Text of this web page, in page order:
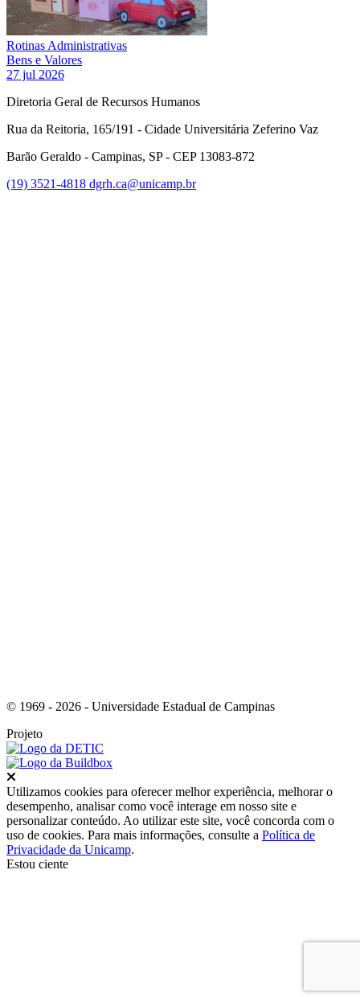
Rotinas Administrativas
Bens e Valores
27 jul 2026
Diretoria Geral de Recursos Humanos
Rua da Reitoria, 165/191 - Cidade Universitária Zeferino Vaz
Barão Geraldo - Campinas, SP - CEP 13083-872
(19) 3521-4818 dgrh.ca@unicamp.br
© 1969 - 2026 - Universidade Estadual de Campinas
Projeto
Utilizamos cookies para oferecer melhor experiência, melhorar o
desempenho, analisar como você interage em nosso site e
personalizar conteúdo. Ao utilizar este site, você concorda com o
uso de cookies. Para mais informações, consulte a Política de
Privacidade da Unicamp.
Estou ciente